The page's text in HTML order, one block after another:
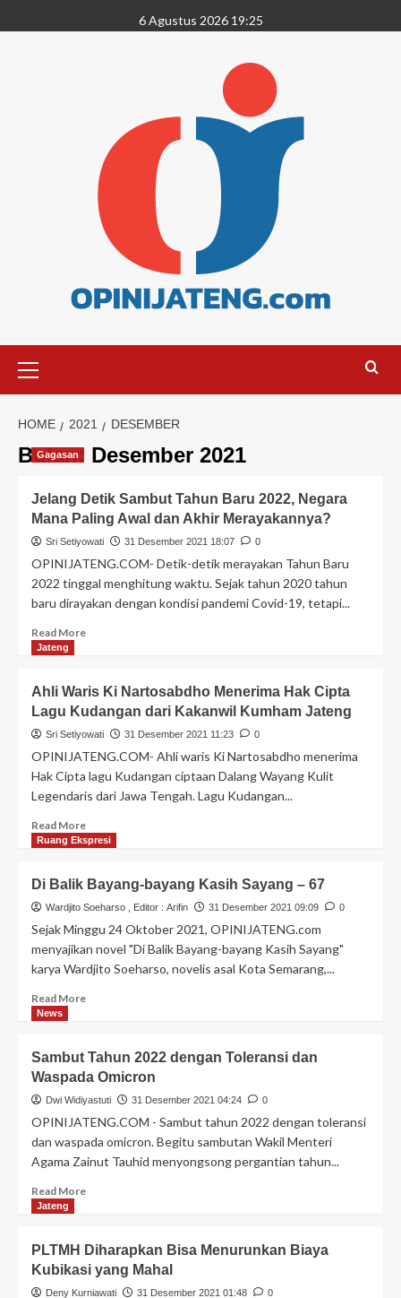
6 Agustus 2026 19:25
HOME 2021 DESEMBER
Bulan: Desember 2021
Gagasan
Jelang Detik Sambut Tahun Baru 2022, Negara
Mana Paling Awal dan Akhir Merayakannya?
Sri Setiyowati 31 Desember 2021 18:07 0
OPINIJATENG.COM- Detik-detik merayakan Tahun Baru
2022 tinggal menghitung waktu. Sejak tahun 2020 tahun
baru dirayakan dengan kondisi pandemi Covid-19, tetapi...
Read More
Jateng
Ahli Waris Ki Nartosabdho Menerima Hak Cipta
Lagu Kudangan dari Kakanwil Kumham Jateng
Sri Setiyowati 31 Desember 2021 11:23 0
OPINIJATENG.COM- Ahli waris Ki Nartosabdho menerima
Hak Cipta lagu Kudangan ciptaan Dalang Wayang Kulit
Legendaris dari Jawa Tengah. Lagu Kudangan...
Read More
Ruang Ekspresi
Di Balik Bayang-bayang Kasih Sayang – 67
Wardjito Soeharso , Editor : Arifin 31 Desember 2021 09:09 0
Sejak Minggu 24 Oktober 2021, OPINIJATENG.com
menyajikan novel "Di Balik Bayang-bayang Kasih Sayang"
karya Wardjito Soeharso, novelis asal Kota Semarang,...
Read More
News
Sambut Tahun 2022 dengan Toleransi dan
Waspada Omicron
Dwi Widiyastuti 31 Desember 2021 04:24 0
OPINIJATENG.COM - Sambut tahun 2022 dengan toleransi
dan waspada omicron. Begitu sambutan Wakil Menteri
Agama Zainut Tauhid menyongsong pergantian tahun...
Read More
Jateng
PLTMH Diharapkan Bisa Menurunkan Biaya
Kubikasi yang Mahal
Deny Kurniawati 31 Desember 2021 01:48 0